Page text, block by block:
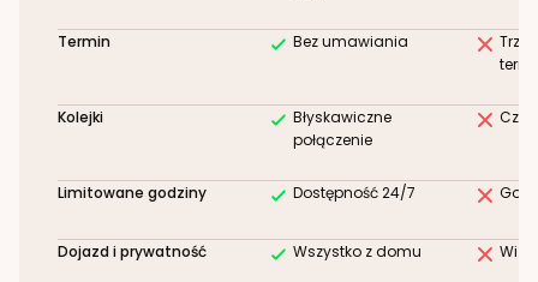
Termin Bez umawiania
Kolejki
Błyskawiczne
połączenie
Limitowane godziny Dostępność 24/7
Dojazd i prywatność Wszystko z domu